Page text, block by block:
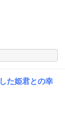
た姫君との幸